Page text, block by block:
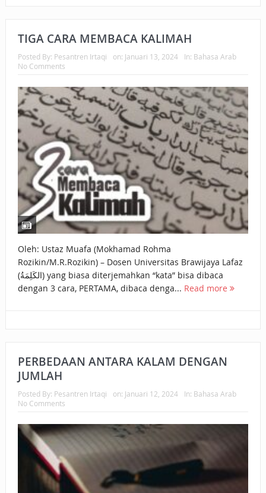
TIGA CARA MEMBACA KALIMAH
Posted By: Pesantren Irtaqi on: Januari 13, 2024 In: Bahasa Arab
No Comments
Oleh: Ustaz Muafa (Mokhamad Rohma
Rozikin/M.R.Rozikin) – Dosen Universitas Brawijaya Lafaz
(الكَلِمَةُ) yang biasa diterjemahkan “kata” bisa dibaca
dengan 3 cara, PERTAMA, dibaca denga... Read more
PERBEDAAN ANTARA KALAM DENGAN
JUMLAH
Posted By: Pesantren Irtaqi on: Januari 12, 2024 In: Bahasa Arab
No Comments